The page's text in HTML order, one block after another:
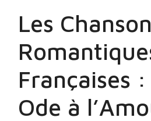
Les
Françaises
Ode à